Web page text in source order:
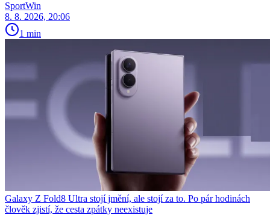
SportWin
8. 8. 2026, 20:06
1 min
Galaxy Z Fold8 Ultra stojí jmění, ale stojí za to. Po pár hodinách
člověk zjistí, že cesta zpátky neexistuje